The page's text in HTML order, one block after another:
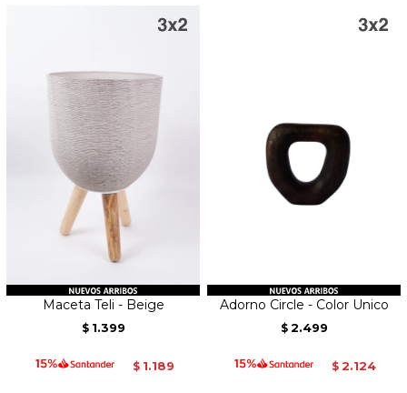
Maceta Teli - Beige
$ 1.399
$ 1.189
Adorno Circle - Color Unico
$ 2.499
$ 2.124